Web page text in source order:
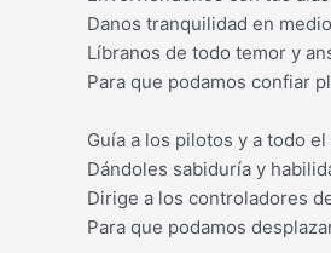
Danos tranquilidad en
Líbranos de todo temor y
Para que podamos confiar
Guía a los pilotos y a todo
Dándoles sabiduría y
Dirige a los controladores
Para que podamos